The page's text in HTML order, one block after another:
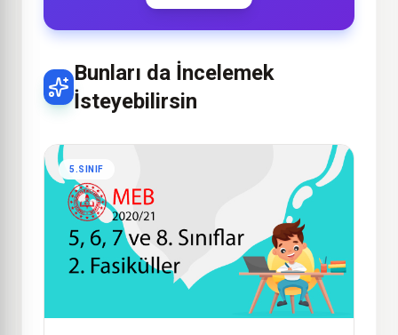
Bunları da İncelemek
İsteyebilirsin
5.SINIF